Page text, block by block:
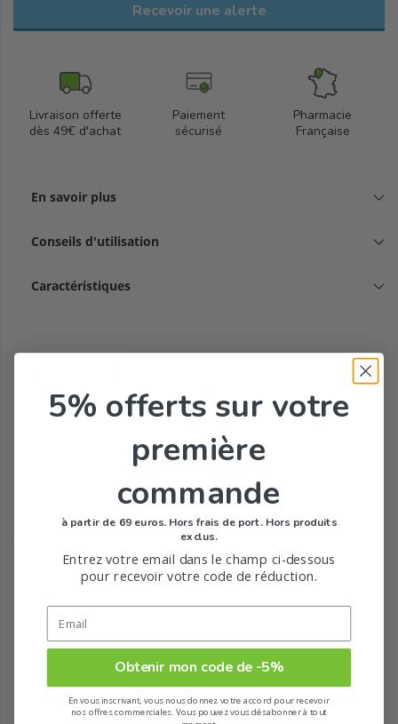
Recevoir une alerte
Livraison offerte
dès 49€ d'achat
Paiement
sécurisé
Pharmacie
Française
En savoir plus
Conseils d'utilisation
Caractéristiques
CAUDALIE
Tous les produits de la marque
Toute la gamme de Vinoclean de CAUDALIE
5% offerts sur votre
première
commande
à partir de 69 euros. Hors frais de port. Hors produits
exclus.
Entrez votre email dans le champ ci-dessous
pour recevoir votre code de réduction.
Obtenir mon code de -5%
En vous inscrivant, vous nous donnez votre accord pour recevoir
nos offres commerciales. Vous pouvez vous désabonner à tout